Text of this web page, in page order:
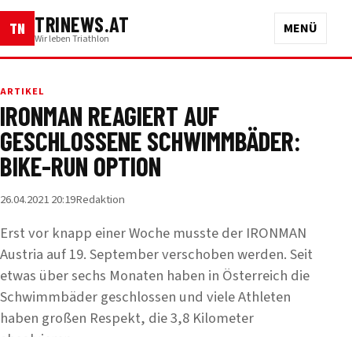
TN TRINEWS.AT
Wir leben Triathlon
MENÜ
ARTIKEL
IRONMAN REAGIERT AUF
GESCHLOSSENE SCHWIMMBÄDER:
BIKE-RUN OPTION
26.04.2021 20:19Redaktion
Erst vor knapp einer Woche musste der IRONMAN
Austria auf 19. September verschoben werden. Seit
etwas über sechs Monaten haben in Österreich die
Schwimmbäder geschlossen und viele Athleten
haben großen Respekt, die 3,8 Kilometer